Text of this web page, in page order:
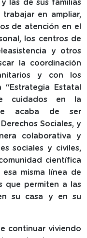
las de sus familias
en ampliar,
de atención en el
los centros de
y otros
la coordinación
y con los
Estatal
cuidados en la
acaba de ser
Sociales, y
colaborativa y
sociales y civiles,
científica
misma línea de
que permiten a las
su casa y en su
continuar viviendo